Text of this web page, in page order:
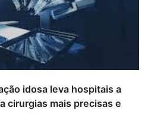
idosa leva hospitais a
cirurgias mais precisas e